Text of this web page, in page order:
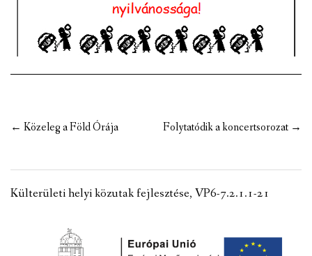
Post
← Közeleg a Föld Órája Folytatódik a koncertsorozat →
Külterületi helyi közutak fejlesztése, VP6-7.2.1.1-21